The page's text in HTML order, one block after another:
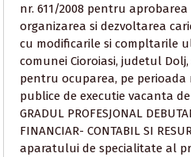
nr. 611/2008 pentru
organizarea si dezvoltarea
cu modificarile si compltarile
comunei Cioroiasi, judetul
pentru ocuparea, pe
publice de executie vacanta de
GRADUL PROFESJONAL
FINANCIAR- CONTABIL SI
aparatului de specialitate al